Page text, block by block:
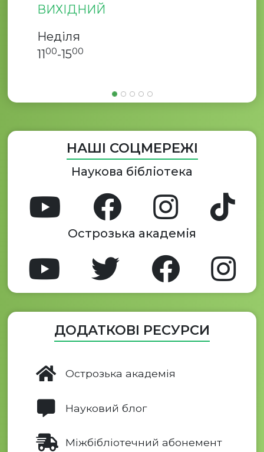
ВИХІДНИЙ
Неділя
1100-1500
НАШІ СОЦМЕРЕЖІ
Наукова бібліотека
Острозька академія
ДОДАТКОВІ РЕСУРСИ
Острозька академія
Науковий блог
Міжбібліотечний абонемент